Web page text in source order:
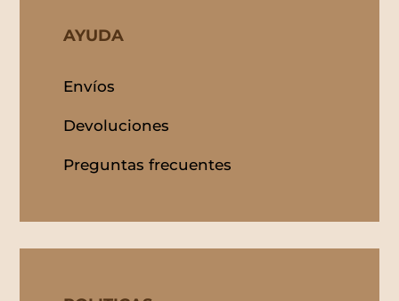
AYUDA
Envíos
Devoluciones
Preguntas frecuentes